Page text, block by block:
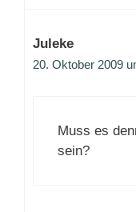
Juleke
20. Oktober 2009
Muss es
sein?